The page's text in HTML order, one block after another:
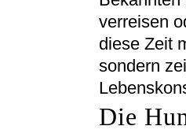
verreisen
diese Zeit
sondern
Die